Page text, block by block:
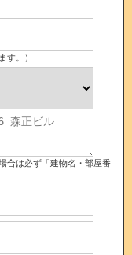
す。）
合は必ず「建物名・部屋番